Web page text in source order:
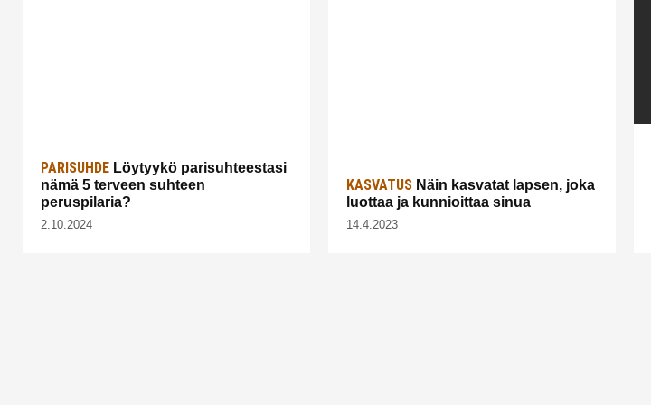
PARISUHDE Löytyykö parisuhteestasi
nämä 5 terveen suhteen
peruspilaria?
2.10.2024
KASVATUS Näin kasvatat lapsen, joka
luottaa ja kunnioittaa sinua
14.4.2023